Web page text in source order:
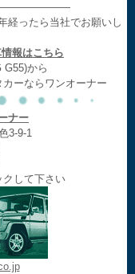
経ったら当社でお願いし
報はこちら
G55)から
ーならワンオーナー
ナー
3-9-1
して下さい